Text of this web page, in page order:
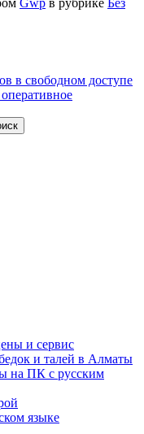
в свободном доступе
и сервис
и талей в Алматы
на ПК с русским
языке